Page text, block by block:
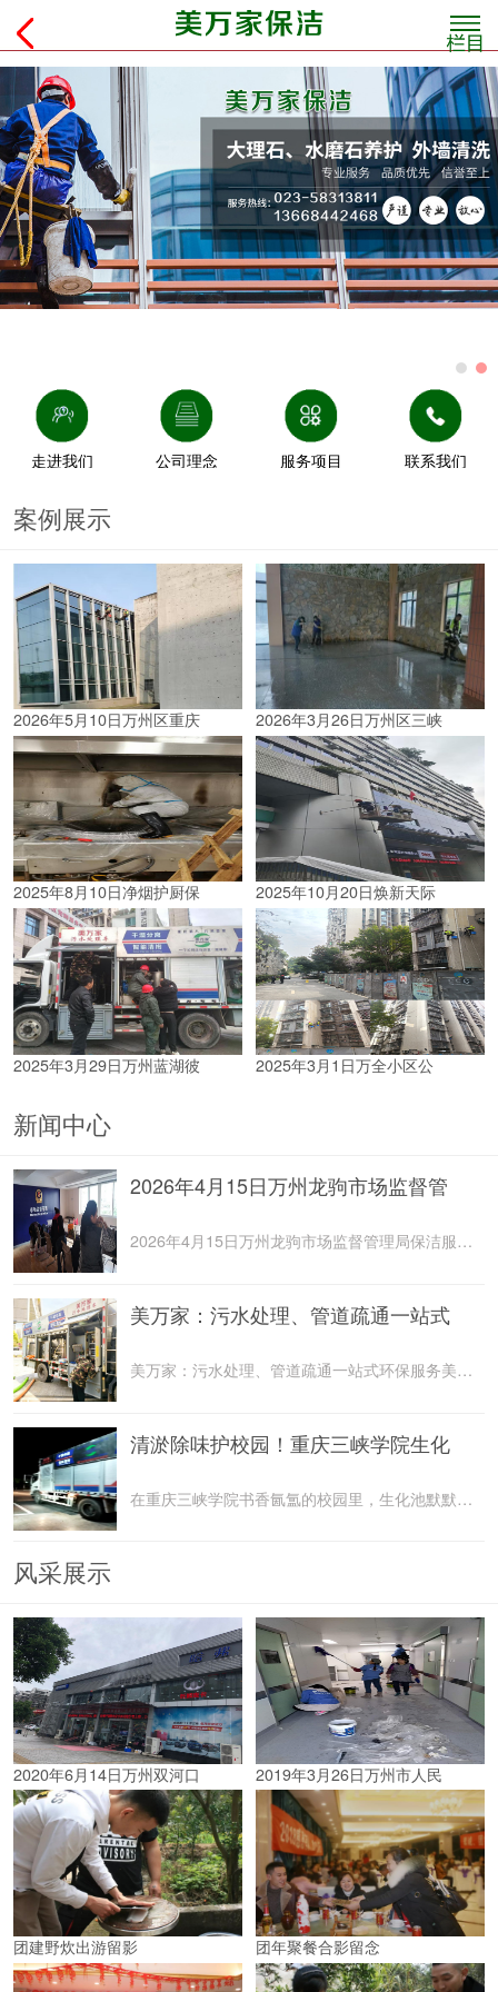
走进我们 公司理念 服务项目 联系我们
案例展示
2026年5月10日万州区重庆 2026年3月26日万州区三峡
2025年8月10日净烟护厨保 2025年10月20日焕新天际
2025年3月29日万州蓝湖彼 2025年3月1日万全小区公
新闻中心
2026年4月15日万州龙驹市场监督管
2026年4月15日万州龙驹市场监督管理局保洁服务由重庆美
美万家：污水处理、管道疏通一站式
美万家：污水处理、管道疏通一站式环保服务美万家公司，
清淤除味护校园！重庆三峡学院生化
在重庆三峡学院书香氤氲的校园里，生化池默默承载着污水
风采展示
2020年6月14日万州双河口 2019年3月26日万州市人民
团建野炊出游留影 团年聚餐合影留念